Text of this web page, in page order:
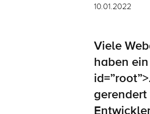
10.01.2022
Viele
haben ein
id=”root”>
gerendert